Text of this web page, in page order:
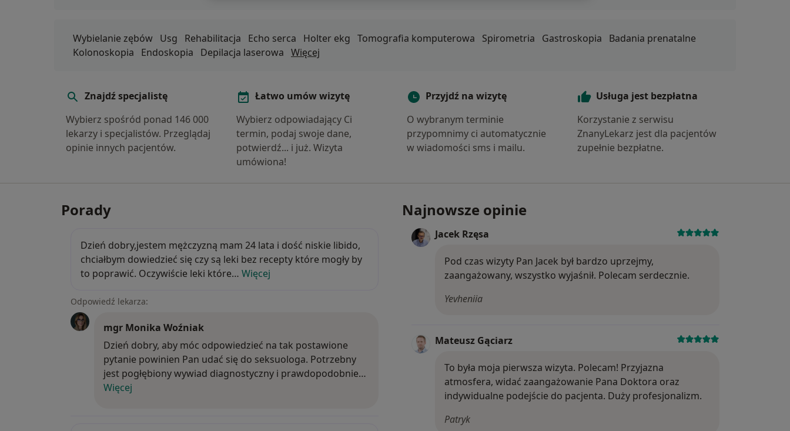
Wybielanie zębów Usg Rehabilitacja Echo serca Holter ekg Tomografia komputerowa Spirometria Gastroskopia
Badania prenatalne
Kolonoskopia
Endoskopia Depilacja laserowa Więcej
Znajdź specjalistę
Wybierz spośród ponad 146 000
lekarzy i specjalistów. Przeglądaj
opinie innych pacjentów.
Łatwo umów wizytę
Wybierz odpowiadający Ci
termin, podaj swoje dane,
potwierdź... i już. Wizyta
umówiona!
Przyjdź na wizytę
O wybranym terminie
przypomnimy ci automatycznie
w wiadomości sms i mailu.
Usługa jest bezpłatna
Korzystanie z serwisu
ZnanyLekarz jest dla pacjentów
zupełnie bezpłatne.
Porady
Dzień dobry,jestem mężczyzną mam 24 lata i dość niskie libido, chciałbym dowiedzieć się czy są leki bez recepty które mogły by to
Dzień dobry,jestem mężczyzną mam 24 lata i dość niskie libido,
chciałbym dowiedzieć się czy są leki bez recepty które mogły by
to poprawić. Oczywiście leki które… Więcej
Odpowiedź lekarza:
mgr Monika Woźniak
Dzień dobry, aby móc odpowiedzieć na tak postawione pytanie powinien Pan udać się do seksuologa. Potrzebny jest pogłębiony wywiad
Dzień dobry, aby móc odpowiedzieć na tak postawione
pytanie powinien Pan udać się do seksuologa. Potrzebny
jest pogłębiony wywiad diagnostyczny i prawdopodobnie…
Więcej
Najnowsze opinie
Jacek Rzęsa Ocena: 5
Pod czas wizyty Pan Jacek był bardzo uprzejmy,
zaangażowany, wszystko wyjaśnił. Polecam serdecznie.
Yevheniia
Mateusz Gąciarz Ocena: 5
To była moja pierwsza wizyta. Polecam! Przyjazna
atmosfera, widać zaangażowanie Pana Doktora oraz
indywidualne podejście do pacjenta. Duży profesjonalizm.
Patryk